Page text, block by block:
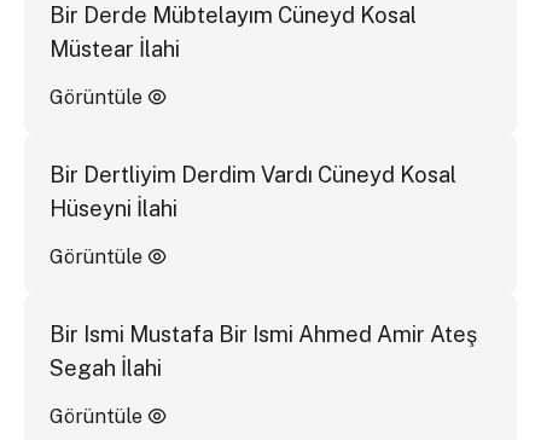
Bir Derde Mübtelayım Cüneyd Kosal
Müstear İlahi
Görüntüle
Bir Dertliyim Derdim Vardı Cüneyd Kosal
Hüseyni İlahi
Görüntüle
Bir Ismi Mustafa Bir Ismi Ahmed Amir Ateş
Segah İlahi
Görüntüle